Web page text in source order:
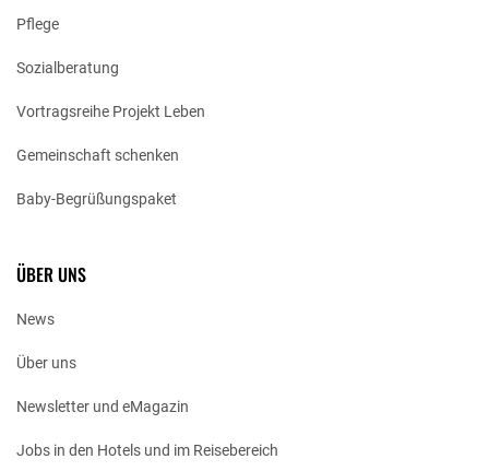
Pflege
Sozialberatung
Vortragsreihe Projekt Leben
Gemeinschaft schenken
Baby-Begrüßungspaket
ÜBER UNS
News
Über uns
Newsletter und eMagazin
Jobs in den Hotels und im Reisebereich